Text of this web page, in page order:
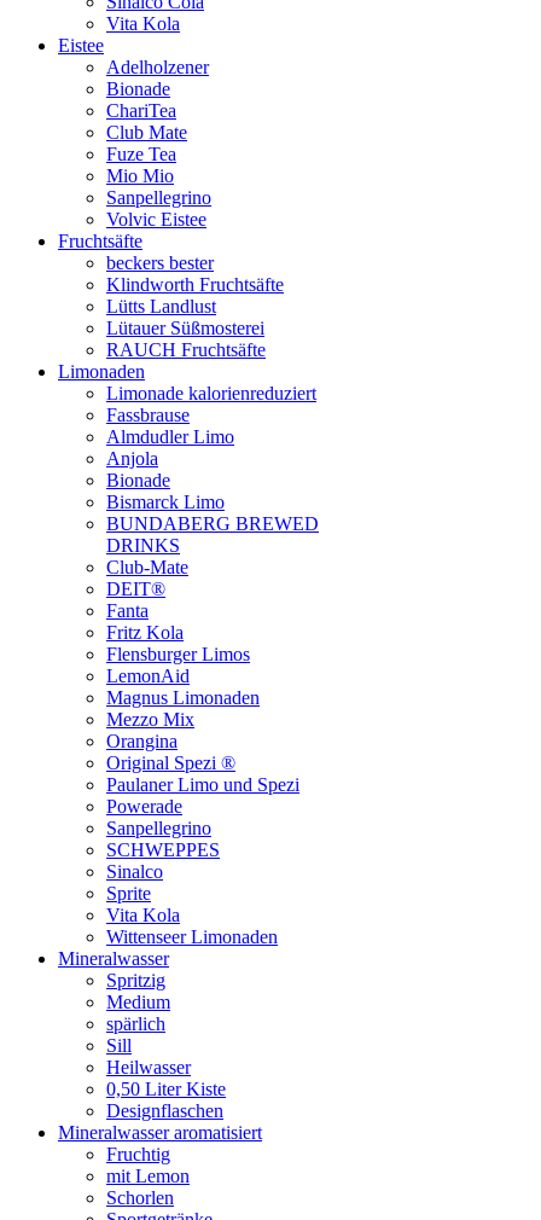
Vita Kola
Eistee
Adelholzener
Bionade
ChariTea
Club Mate
Fuze Tea
Mio Mio
Sanpellegrino
Volvic Eistee
Fruchtsäfte
beckers bester
Klindworth Fruchtsäfte
Lütts Landlust
Lütauer Süßmosterei
RAUCH Fruchtsäfte
Limonaden
Limonade kalorienreduziert
Fassbrause
Almdudler Limo
Anjola
Bionade
Bismarck Limo
BUNDABERG BREWED
DRINKS
Club-Mate
DEIT®
Fanta
Fritz Kola
Flensburger Limos
LemonAid
Magnus Limonaden
Mezzo Mix
Orangina
Original Spezi ®
Paulaner Limo und Spezi
Powerade
Sanpellegrino
SCHWEPPES
Sinalco
Sprite
Vita Kola
Wittenseer Limonaden
Mineralwasser
Spritzig
Medium
spärlich
Sill
Heilwasser
0,50 Liter Kiste
Designflaschen
Mineralwasser aromatisiert
Fruchtig
mit Lemon
Schorlen